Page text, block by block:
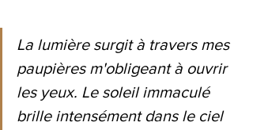
La lumière surgit à travers mes
paupières m'obligeant à ouvrir
les yeux. Le soleil immaculé
brille intensément dans le ciel